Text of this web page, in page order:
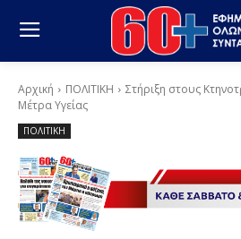
Αρχική ΠΟΛΙΤΙΚΗ
Στήριξη στους
Μέτρα Υγείας
ΠΟΛΙΤΙΚΗ